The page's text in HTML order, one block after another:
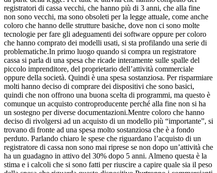
registratori di cassa vecchi, che hanno più di 3 anni, che alla fine
non sono vecchi, ma sono obsoleti per la legge attuale, come anche
coloro che hanno delle strutture basiche, dove non ci sono molte
tecnologie per fare gli adeguamenti dei software oppure per coloro
che hanno comprato dei modelli usati, si sta profilando una serie di
problematiche.In primo luogo quando si compra un registratore
cassa si parla di una spesa che ricade interamente sulle spalle del
piccolo imprenditore, del proprietario dell’attività commerciale
oppure della società. Quindi è una spesa sostanziosa. Per risparmiare
molti hanno deciso di comprare dei dispositivi che sono basici,
quindi che non offrono una buona scelta di programmi, ma questo è
comunque un acquisto controproducente perché alla fine non si ha
un sostegno per diverse documentazioni.Mentre coloro che hanno
deciso di rivolgersi ad un acquisto di un modello più “importante”, si
trovano di fronte ad una spesa molto sostanziosa che è a fondo
perduto. Parlando chiaro le spese che riguardano l’acquisto di un
registratore di cassa non sono mai riprese se non dopo un’attività che
ha un guadagno in attivo del 30% dopo 5 anni. Almeno questa è la
stima e i calcoli che si sono fatti per riuscire a capire quale sia il peso